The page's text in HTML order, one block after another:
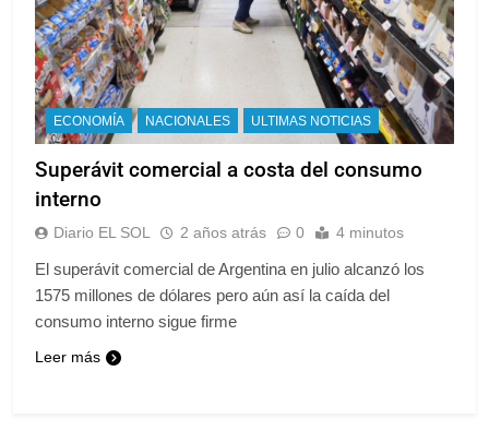
ECONOMÍA NACIONALES ULTIMAS NOTICIAS
Superávit comercial a costa del consumo
interno
Diario EL SOL 2 años atrás 0 4 minutos
El superávit comercial de Argentina en julio alcanzó los
1575 millones de dólares pero aún así la caída del
consumo interno sigue firme
Leer más